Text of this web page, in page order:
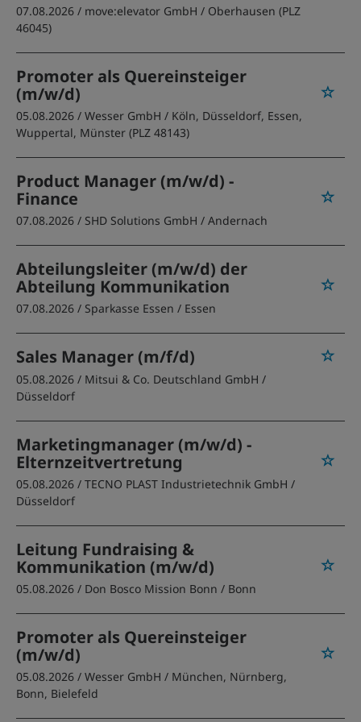
07.08.2026 / move:elevator GmbH / Oberhausen (PLZ
46045)
Promoter als Quereinsteiger
(m/w/d)
05.08.2026 / Wesser GmbH / Köln, Düsseldorf, Essen,
Wuppertal, Münster (PLZ 48143)
Product Manager (m/w/d) -
Finance
07.08.2026 / SHD Solutions GmbH / Andernach
Abteilungsleiter (m/w/d) der
Abteilung Kommunikation
07.08.2026 / Sparkasse Essen / Essen
Sales Manager (m/f/d)
05.08.2026 / Mitsui & Co. Deutschland GmbH /
Düsseldorf
Marketingmanager (m/w/d) -
Elternzeitvertretung
05.08.2026 / TECNO PLAST Industrietechnik GmbH /
Düsseldorf
Leitung Fundraising &
Kommunikation (m/w/d)
05.08.2026 / Don Bosco Mission Bonn / Bonn
Promoter als Quereinsteiger
(m/w/d)
05.08.2026 / Wesser GmbH / München, Nürnberg,
Bonn, Bielefeld